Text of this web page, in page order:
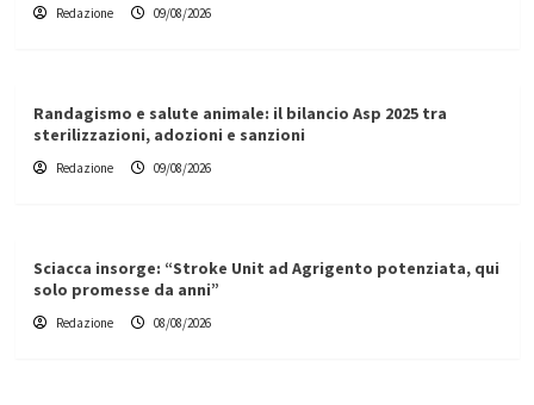
Redazione 09/08/2026
Randagismo e salute animale: il bilancio Asp 2025 tra
sterilizzazioni, adozioni e sanzioni
Redazione 09/08/2026
Sciacca insorge: “Stroke Unit ad Agrigento potenziata, qui
solo promesse da anni”
Redazione 08/08/2026